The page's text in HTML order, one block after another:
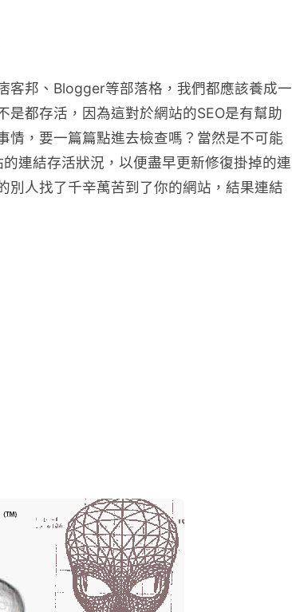
客邦、Blogger等部落格，我們都應該養成一
都存活，因為這對於網站的SEO是有幫助
情，要一篇篇點進去檢查嗎？當然是不可能
連結存活狀況，以便盡早更新修復掛掉的連
別人找了千辛萬苦到了你的網站，結果連結